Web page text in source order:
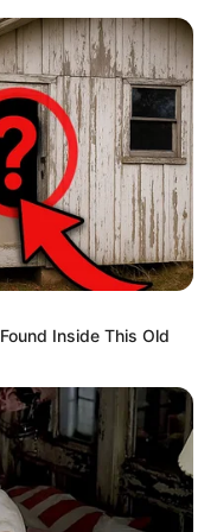
> Notícia >
Piso
que Agentes de Saúde
Inside This Old